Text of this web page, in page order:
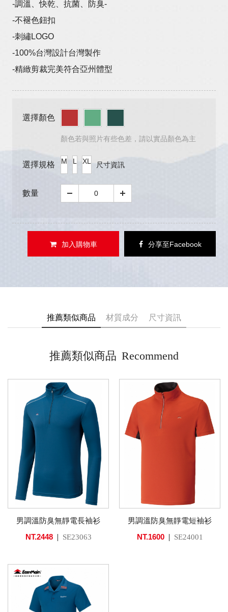
-調溫、快乾、抗菌、防臭-
-不褪色鈕扣
-刺繡LOGO
-100%台灣設計台灣製作
-精緻剪裁完美符合亞州體型
選擇顏色
顏色若與照片有些色差，請以實品顏色為主
選擇規格 M L XL 尺寸資訊
數量
加入購物車 分享至Facebook
推薦類似商品 材質成分 尺寸資訊
推薦類似商品 Recommend
男調溫防臭無靜電長袖衫
NT.2448 SE23063
男調溫防臭無靜電短袖衫
NT.1600 SE24001